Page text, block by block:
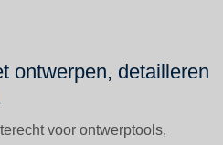
ontwerpen, detailleren
voor ontwerptools,